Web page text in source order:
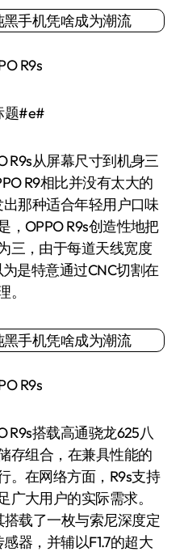
R9s
题#e#
从屏幕尺寸到机身三
R9相比并没有太大的
那种适合年轻用户口味
，OPPO R9s创造性地把
三，由于每道天线宽度
是特意通过CNC切割在
R9s
搭载高通骁龙625八
存组合，在兼具性能的
。在网络方面，R9s支持
大用户的实际需求。
载了一枚与索尼深度定
器，并辅以F1.7的超大